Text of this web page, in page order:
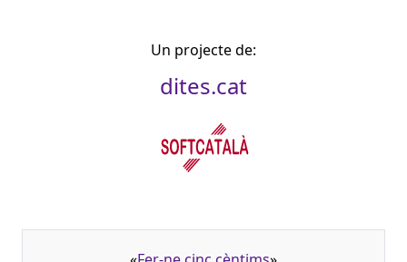
Un projecte de:
dites.cat